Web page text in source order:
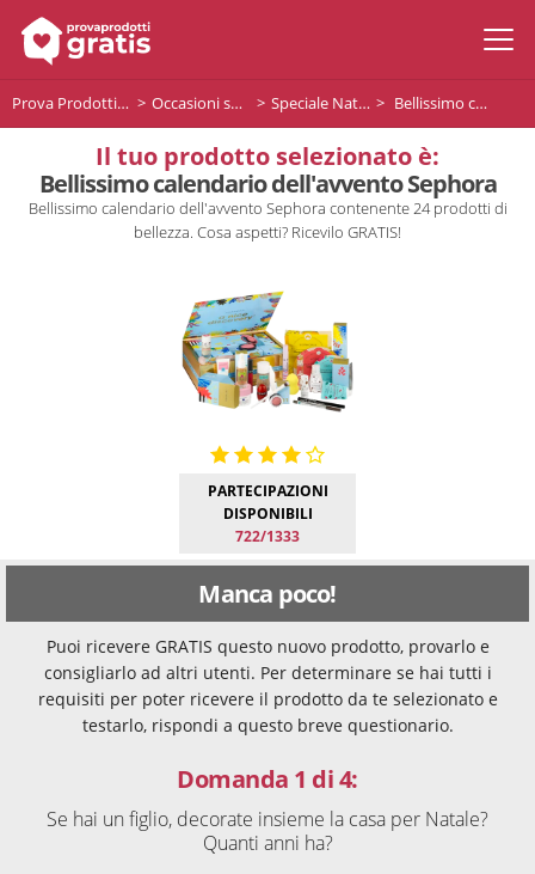
Prova Prodotti Gratis Occasioni speciali Speciale Natale Bellissimo calendario dell'avvento Sephora
Il tuo prodotto selezionato è:
Bellissimo calendario dell'avvento Sephora
Bellissimo calendario dell'avvento Sephora contenente 24 prodotti di
bellezza. Cosa aspetti? Ricevilo GRATIS!
PARTECIPAZIONI
DISPONIBILI
722/1333
Manca poco!
Puoi ricevere GRATIS questo nuovo prodotto, provarlo e
consigliarlo ad altri utenti. Per determinare se hai tutti i
requisiti per poter ricevere il prodotto da te selezionato e
testarlo, rispondi a questo breve questionario.
Domanda 1 di 4:
Se hai un figlio, decorate insieme la casa per Natale?
Quanti anni ha?